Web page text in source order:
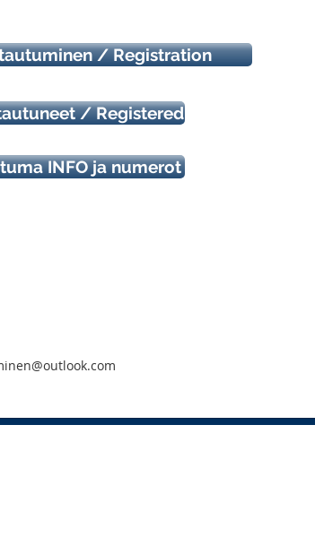
/ Registration
/ Registered
INFO ja numerot